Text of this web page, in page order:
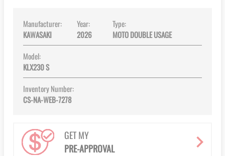
Manufacturer:
KAWASAKI
Year:
2026
Type:
MOTO DOUBLE USAGE
Model:
KLX230 S
Inventory Number:
CS-NA-WEB-7278
GET MY
PRE-APPROVAL